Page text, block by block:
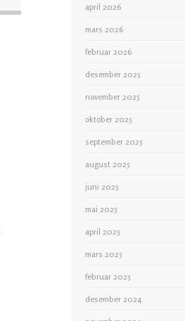
april 2026
mars 2026
februar 2026
desember 2025
november 2025
oktober 2025
september 2025
august 2025
juni 2025
mai 2025
april 2025
mars 2025
februar 2025
desember 2024